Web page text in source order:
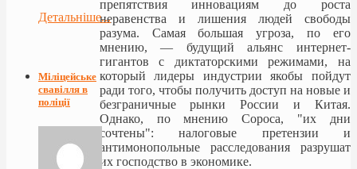
препятствия инновациям до роста
неравенства и лишения людей свободы
разума. Самая большая угроза, по его
мнению, — будущий альянс интернет-
гигантов с диктаторскими режимами, на
который лидеры индустрии якобы пойдут
ради того, чтобы получить доступ на новые и
безграничные рынки России и Китая.
Однако, по мнению Сороса, "их дни
сочтены": налоговые претензии и
антимонопольные расследования разрушат
их господство в экономике.
Детальніше...
Міліцейське
свавілля в
поліції